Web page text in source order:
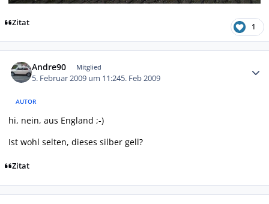
Zitat 1
Andre90 Mitglied
5. Februar 2009 um 11:245. Feb 2009
AUTOR
hi, nein, aus England ;-)
Ist wohl selten, dieses silber gell?
Zitat